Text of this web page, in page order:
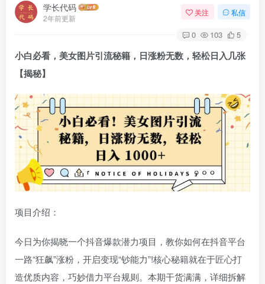
学长代码
2年前更新
关注 私信
0 103 5
小白必看， 美女图片引流秘籍 ，日涨粉无数，轻松日入几张
【揭秘】
项目介绍：
今日为你揭晓一个抖音爆款潜力项目，教你如何在抖音平台
一路“狂飙”涨粉，开启变现“钞能力”!核心秘籍就在于匠心打
造优质内容，巧妙借力平台规则。本期干货满满，详细拆解